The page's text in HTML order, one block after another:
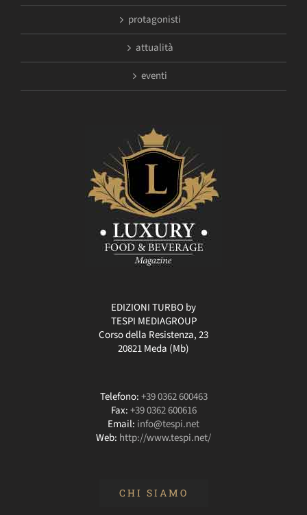
protagonisti
attualità
eventi
EDIZIONI TURBO by
TESPI MEDIAGROUP
Corso della Resistenza, 23
20821 Meda (Mb)
Telefono:+39 0362 600463
Fax:+39 0362 600616
Email: info@tespi.net
Web: http://www.tespi.net/
CHI SIAMO